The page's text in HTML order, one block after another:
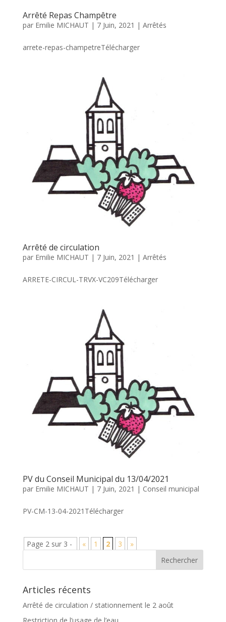
Arrêté Repas Champêtre
par Emilie MICHAUT | 7 Juin, 2021 | Arrêtés
arrete-repas-champetreTélécharger
Arrêté de circulation
par Emilie MICHAUT | 7 Juin, 2021 | Arrêtés
ARRETE-CIRCUL-TRVX-VC209Télécharger
PV du Conseil Municipal du 13/04/2021
par Emilie MICHAUT | 7 Juin, 2021 | Conseil municipal
PV-CM-13-04-2021Télécharger
Page 2 sur 3 - « 1 2 3 »
Articles récents
Arrêté de circulation / stationnement le 2 août